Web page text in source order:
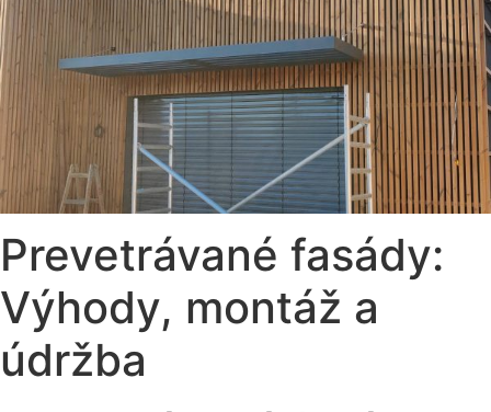
Prevetrávané fasády:
Výhody, montáž a
údržba